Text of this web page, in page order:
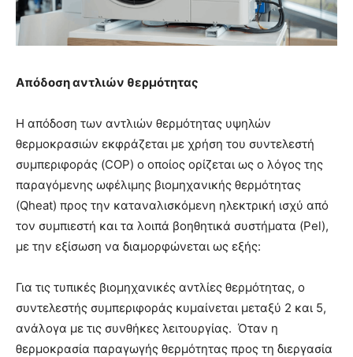
Απόδοση αντλιών θερμότητας
Η απόδοση των αντλιών θερμότητας υψηλών
θερμοκρασιών εκφράζεται με χρήση του συντελεστή
συμπεριφοράς (COP) ο οποίος ορίζεται ως ο λόγος της
παραγόμενης ωφέλιμης βιομηχανικής θερμότητας
(Qheat) προς την καταναλισκόμενη ηλεκτρική ισχύ από
τον συμπιεστή και τα λοιπά βοηθητικά συστήματα (Pel),
με την εξίσωση να διαμορφώνεται ως εξής:
Για τις τυπικές βιομηχανικές αντλίες θερμότητας, ο
συντελεστής συμπεριφοράς κυμαίνεται μεταξύ 2 και 5,
ανάλογα με τις συνθήκες λειτουργίας. Όταν η
θερμοκρασία παραγωγής θερμότητας προς τη διεργασία